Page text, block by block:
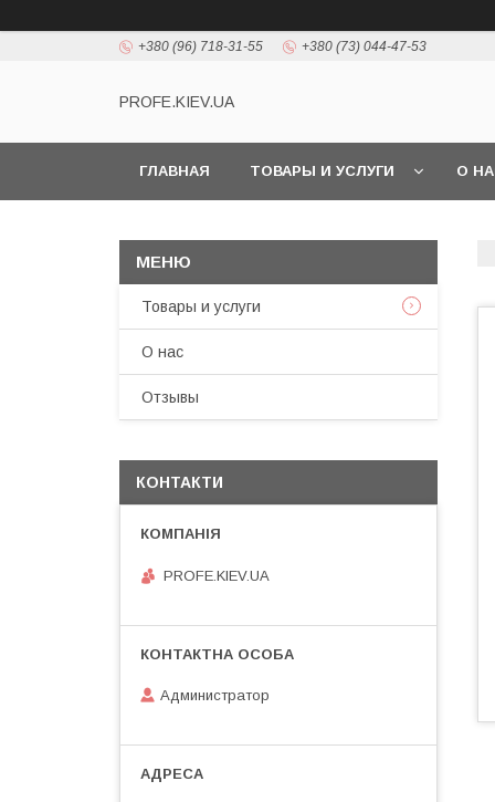
+380 (96) 718-31-55 +380 (73) 044-47-53
PROFE.KIEV.UA
ГЛАВНАЯ ТОВАРЫ И УСЛУГИ О
Товары и услуги
О нас
Отзывы
КОНТАКТИ
PROFE.KIEV.UA
Администратор